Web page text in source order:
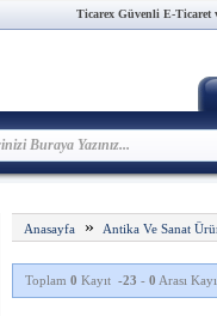
Ticarex Güvenli E-Ticaret
Anasayfa » Antika Ve Sanat
Toplam 0 Kayıt -23 - 0 Arası